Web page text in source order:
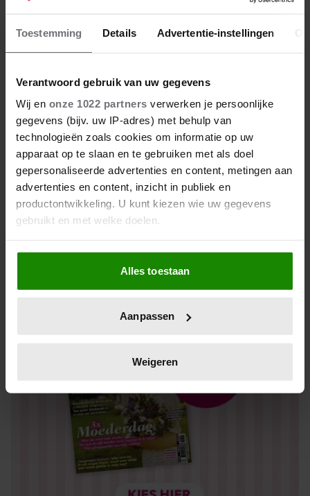
Toestemming Details Advertentie-instellingen
Verantwoord gebruik van uw gegevens
Wij en onze 1022 partners verwerken je persoonlijke
gegevens (bijv. uw IP-adres) met behulp van
technologieën zoals cookies om informatie op uw
apparaat op te slaan en te gebruiken met als doel
gepersonaliseerde advertenties en content, metingen aan
advertenties en content, inzicht in publiek en
productontwikkeling. U kunt kiezen wie uw gegevens
gebruikt en met welke doelen.
Als u het toestaat, willen we ook graag:
Informatie verzamelen over uw geografische locatie,
die tot een paar meter nauwkeurig kan zijn
op specifieke eigenschappen (fingerprinting)
verwerkt en stel uw voorkeuren in het
intrekken in de Cookieverklaring.
We gebruiken cookies om content en advertenties te
personaliseren, om functies voor social media te bieden
en om ons websiteverkeer te analyseren. Ook delen we
informatie over uw gebruik van onze site met onze
partners voor social media, adverteren en analyse. Deze
Alles toestaan
Aanpassen
Weigeren
De nieuwe Mijn Geheim ligt nu in de winkel
Abonneren
Digitaal lezen
Los kopen